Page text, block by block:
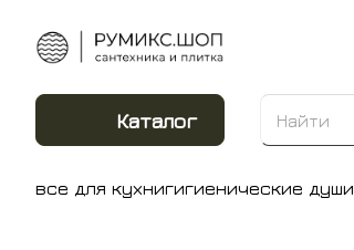
Каталог
все для кухнигигиенические души